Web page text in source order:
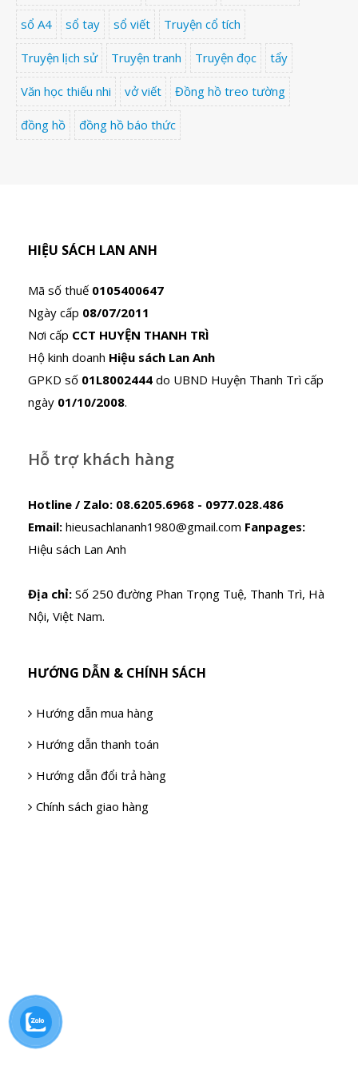
sổ A4 sổ tay sổ viết Truyện cổ tích
Truyện lịch sử Truyện tranh Truyện đọc tẩy
Văn học thiếu nhi vở viết Đồng hồ treo tường
đồng hồ đồng hồ báo thức
HIỆU SÁCH LAN ANH
Mã số thuế 0105400647
Ngày cấp 08/07/2011
Nơi cấp CCT HUYỆN THANH TRÌ
Hộ kinh doanh Hiệu sách Lan Anh
GPKD số 01L8002444 do UBND Huyện Thanh Trì cấp
ngày 01/10/2008.
Hỗ trợ khách hàng
Hotline / Zalo: 08.6205.6968 - 0977.028.486
Email: hieusachlananh1980@gmail.com Fanpages:
Hiệu sách Lan Anh
Địa chỉ: Số 250 đường Phan Trọng Tuệ, Thanh Trì, Hà
Nội, Việt Nam.
HƯỚNG DẪN & CHÍNH SÁCH
Hướng dẫn mua hàng
Hướng dẫn thanh toán
Hướng dẫn đổi trả hàng
Chính sách giao hàng